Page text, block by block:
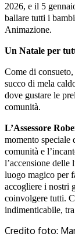
2026, e il 5
ballare tutti i
Animazione.
Un Natale per
Come di
succo di mela
dove gustare le
comunità.
L’Assessore
momento speciale
comunità e
l’accensione delle
luogo magico per
accogliere i nostri
coinvolgere tutti.
indimenticabile, tra
Credito foto: